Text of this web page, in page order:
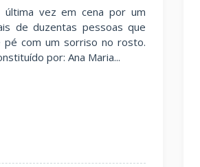
última vez em cena por um
de duzentas pessoas que
pé com um sorriso no rosto.
por: Ana Maria...